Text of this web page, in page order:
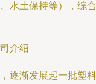
水土保持等），综合
介绍
逐渐发展起一批塑料